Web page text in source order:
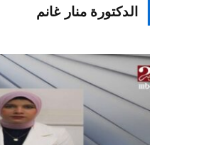
الدكتورة منار غانم